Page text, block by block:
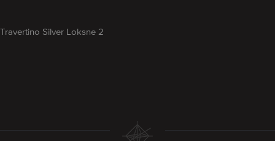
Travertino Silver Loksne 2